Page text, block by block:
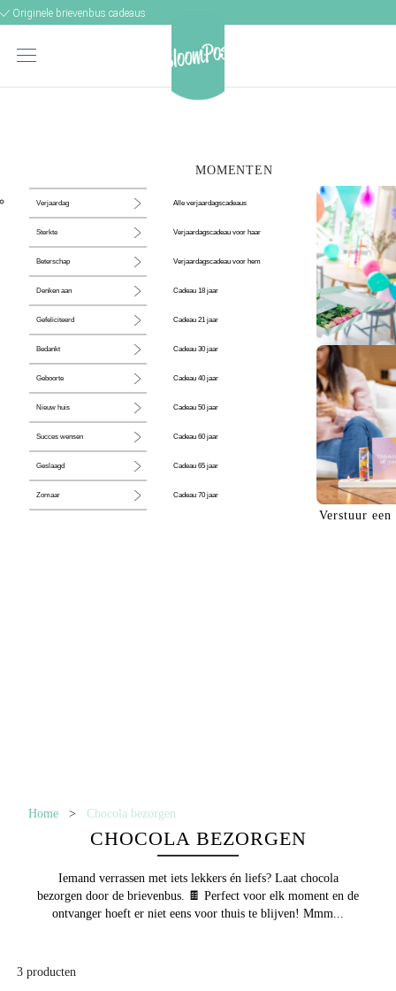
Originele brievenbus cadeaus
MOMENTEN
Verjaardag
Sterkte
Beterschap
Denken aan
Gefeliciteerd
Bedankt
Geboorte
Nieuw huis
Succes wensen
Geslaagd
Zomaar
Alle verjaardagscadeaus
Verjaardagscadeau voor haar
Verjaardagscadeau voor hem
Cadeau 18 jaar
Cadeau 21 jaar
Cadeau 30 jaar
Cadeau 40 jaar
Cadeau 50 jaar
Cadeau 60 jaar
Cadeau 65 jaar
Cadeau 70 jaar
De perfecte
Verstuur een
Home > Chocola bezorgen
CHOCOLA BEZORGEN
Iemand verrassen met iets lekkers én liefs? Laat chocola
bezorgen door de brievenbus. 🍫 Perfect voor elk moment en de
ontvanger hoeft er niet eens voor thuis te blijven! Mmm...
3 producten